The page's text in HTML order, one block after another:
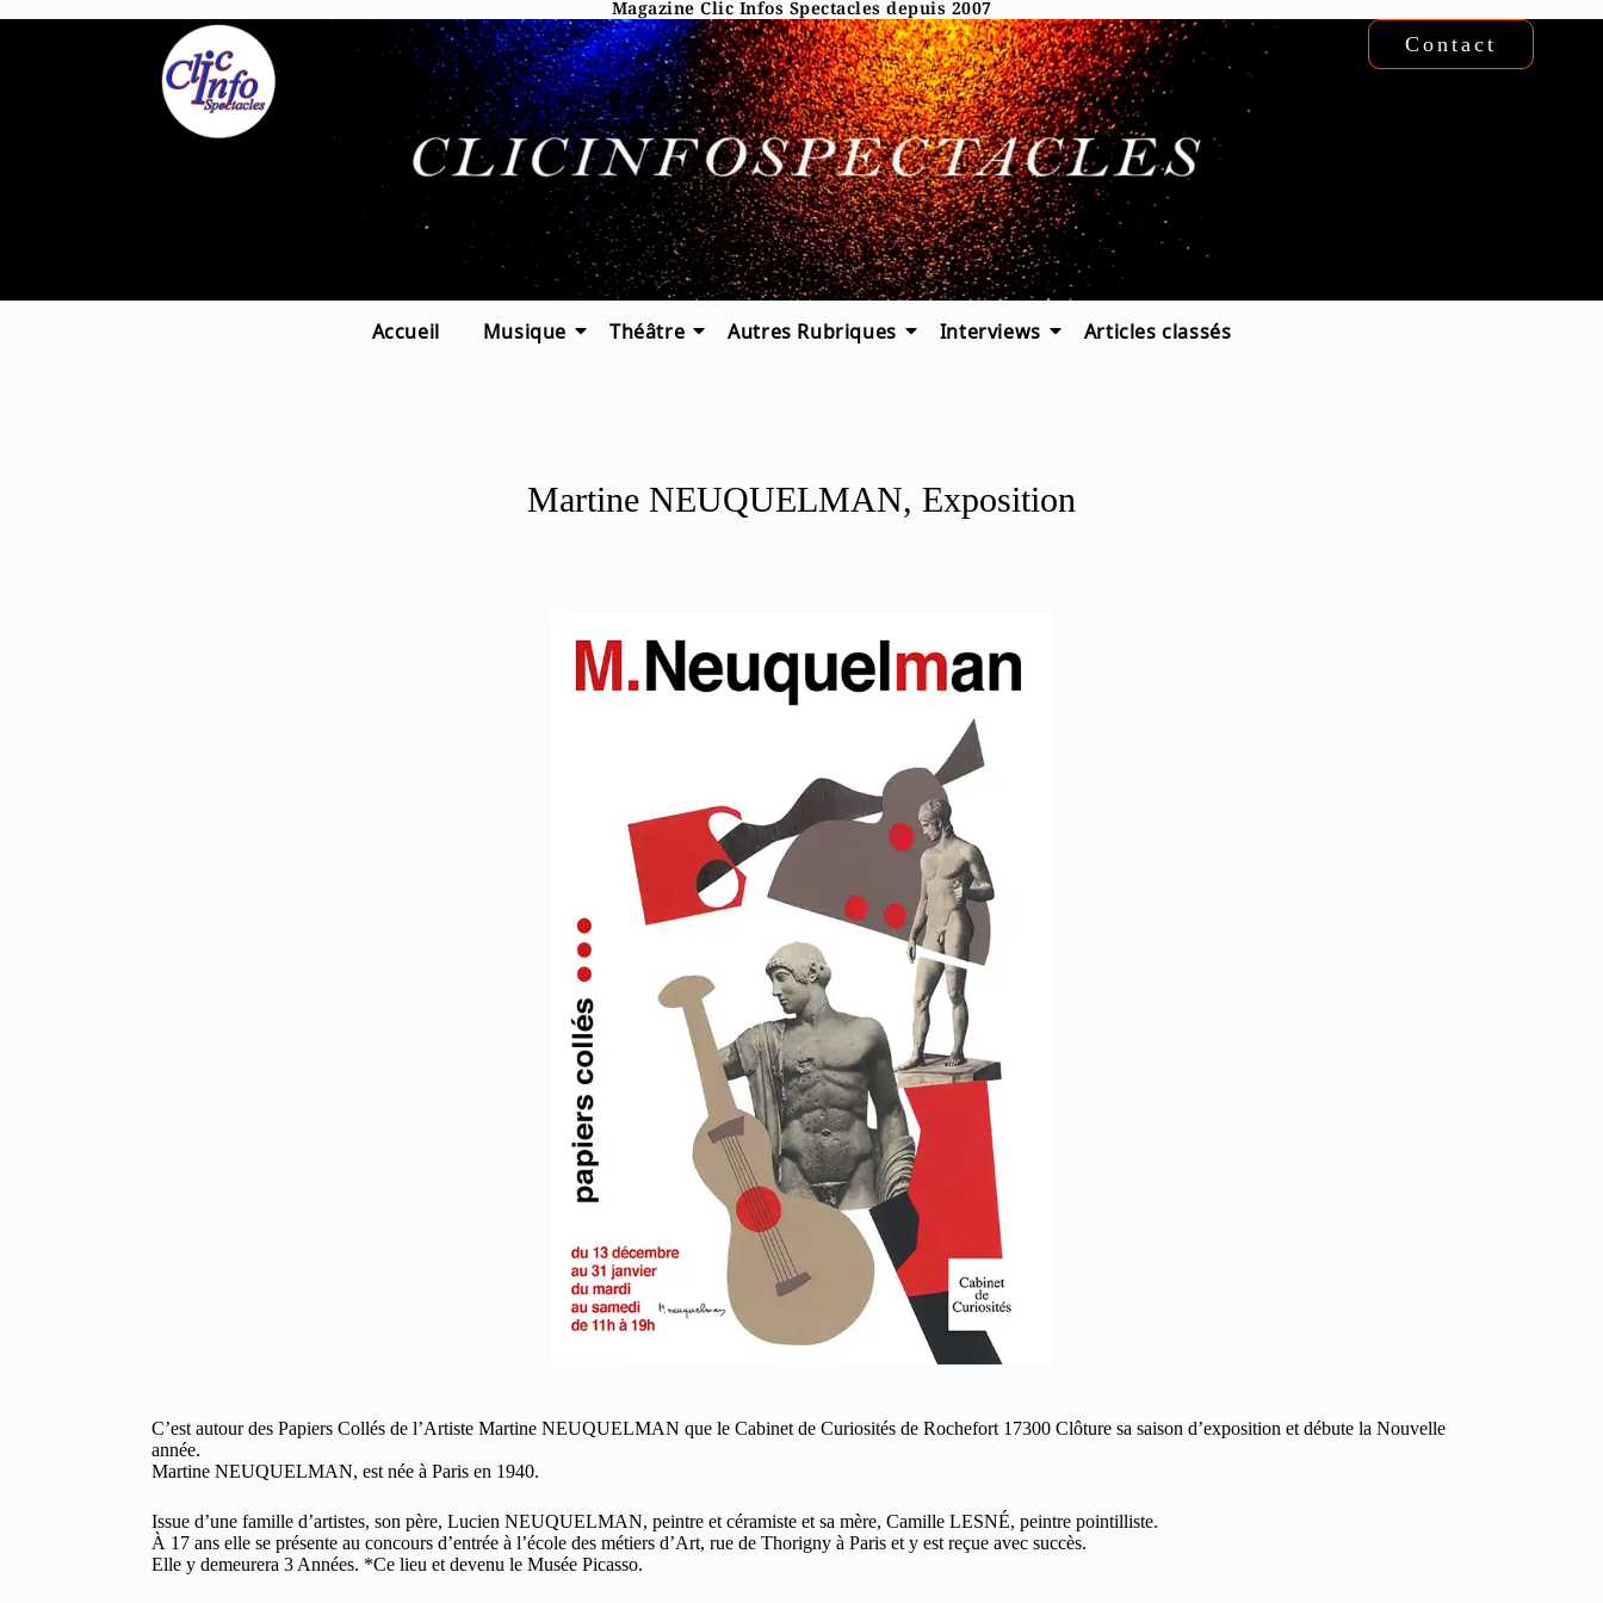
Magazine Clic Infos Spectacles depuis 2007
Contact
Accueil Musique Théâtre Autres Rubriques Interviews Articles classés
Martine NEUQUELMAN, Exposition
C’est autour des Papiers Collés de l’Artiste Martine NEUQUELMAN que le Cabinet de Curiosités de Rochefort 17300 Clôture sa saison d’exposition et débute la Nouvelle
année.
Martine NEUQUELMAN, est née à Paris en 1940.
Issue d’une famille d’artistes, son père, Lucien NEUQUELMAN, peintre et céramiste et sa mère, Camille LESNÉ, peintre pointilliste.
À 17 ans elle se présente au concours d’entrée à l’école des métiers d’Art, rue de Thorigny à Paris et y est reçue avec succès.
Elle y demeurera 3 Années. *Ce lieu et devenu le Musée Picasso.